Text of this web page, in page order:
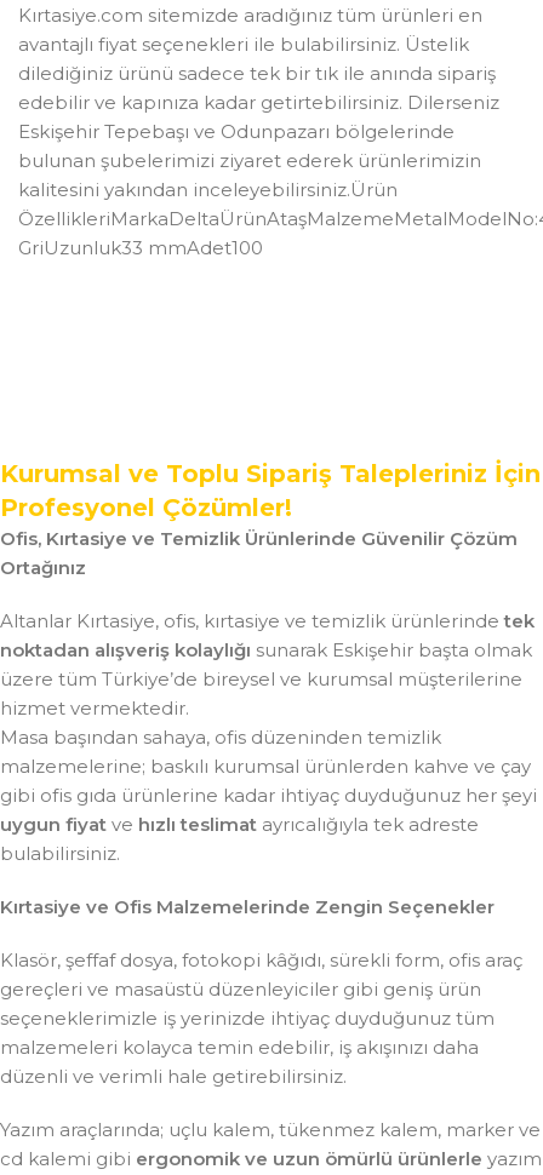
Kırtasiye.com sitemizde aradığınız tüm ürünleri en
avantajlı fiyat seçenekleri ile bulabilirsiniz. Üstelik
dilediğiniz ürünü sadece tek bir tık ile anında sipariş
edebilir ve kapınıza kadar getirtebilirsiniz. Dilerseniz
Eskişehir Tepebaşı ve Odunpazarı bölgelerinde
bulunan şubelerimizi ziyaret ederek ürünlerimizin
kalitesini yakından inceleyebilirsiniz.Ürün
GriUzunluk33 mmAdet100
Kurumsal ve Toplu Sipariş Talepleriniz İçin
Profesyonel Çözümler!
Ofis, Kırtasiye ve Temizlik Ürünlerinde Güvenilir Çözüm
Ortağınız
Altanlar Kırtasiye, ofis, kırtasiye ve temizlik ürünlerindetek
noktadan alışveriş kolaylığı sunarak Eskişehir başta olmak
üzere tüm Türkiye’de bireysel ve kurumsal müşterilerine
hizmet vermektedir.
Masa başından sahaya, ofis düzeninden temizlik
malzemelerine; baskılı kurumsal ürünlerden kahve ve çay
gibi ofis gıda ürünlerine kadar ihtiyaç duyduğunuz her şeyi
uygun fiyat ve hızlı teslimat ayrıcalığıyla tek adreste
bulabilirsiniz.
Kırtasiye ve Ofis Malzemelerinde Zengin Seçenekler
Klasör, şeffaf dosya, fotokopi kâğıdı, sürekli form, ofis araç
gereçleri ve masaüstü düzenleyiciler gibi geniş ürün
seçeneklerimizle iş yerinizde ihtiyaç duyduğunuz tüm
malzemeleri kolayca temin edebilir, iş akışınızı daha
düzenli ve verimli hale getirebilirsiniz.
Yazım araçlarında; uçlu kalem, tükenmez kalem, marker ve
cd kalemi gibi ergonomik ve uzun ömürlü ürünlerle yazım